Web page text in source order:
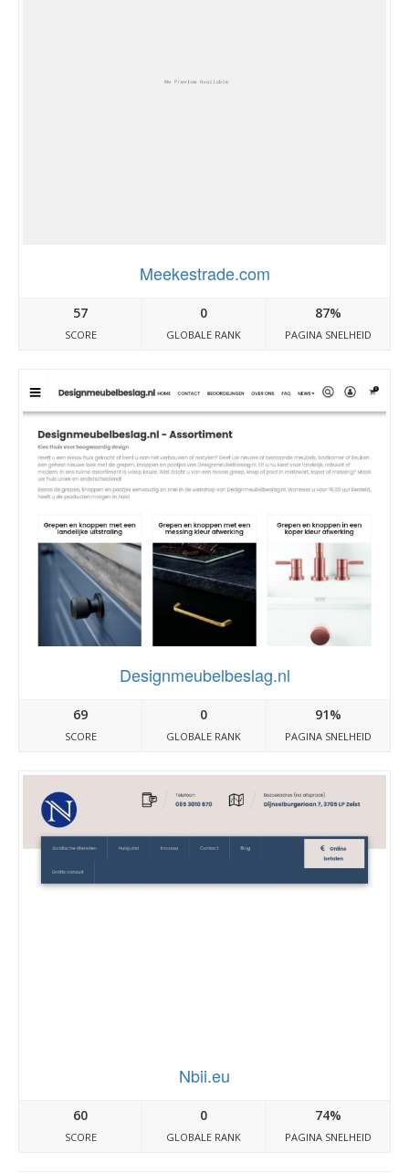
Meekestrade.com
57
SCORE
0
GLOBALE RANK
87%
PAGINA SNELHEID
Designmeubelbeslag.nl
69
SCORE
0
GLOBALE RANK
91%
PAGINA SNELHEID
Nbii.eu
60
SCORE
0
GLOBALE RANK
74%
PAGINA SNELHEID